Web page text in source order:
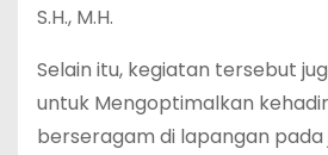
S.H., M.H.
Selain itu, kegiatan tersebut
untuk Mengoptimalkan
berseragam di lapangan